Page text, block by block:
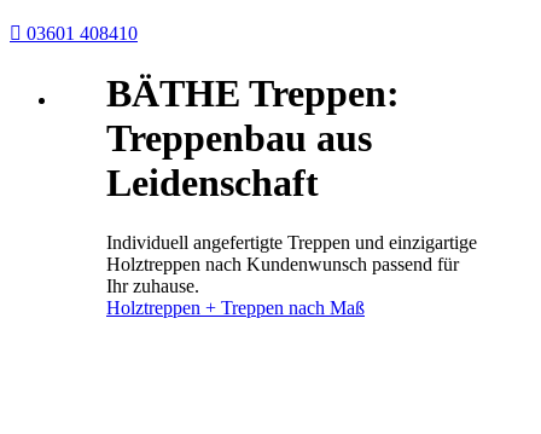
 03601 408410
BÄTHE Treppen:
Treppenbau aus
Leidenschaft
Individuell angefertigte Treppen und einzigartige
Holztreppen nach Kundenwunsch passend für
Ihr zuhause.
Holztreppen + Treppen nach Maß